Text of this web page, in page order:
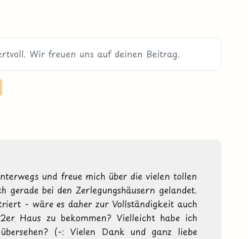
und freue mich über die vielen tollen
gerade bei den Zerlegungshäusern gelandet.
- wäre es daher zur Vollständigkeit auch
Haus zu bekommen? Vielleicht habe ich
(-: Vielen Dank und ganz liebe